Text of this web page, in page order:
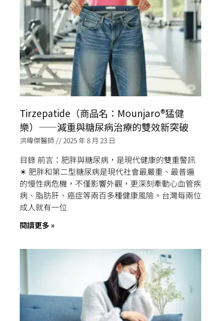
Tirzepatide（商品名：Mounjaro®猛健
樂）——減重與糖尿病治療的雙效新突破
洪暐傑醫師 2025 年 8 月 23 日
目錄 前言：肥胖與糖尿病，是現代健康的雙重警訊
✴️ 肥胖和第二型糖尿病是現代社會最嚴重、最普遍
的慢性病危機，不僅影響外觀，更深刻牽動心血管疾
病、脂肪肝、癌症等兩百多種健康風險。台灣每兩位
成人就有一位
閱讀更多 »